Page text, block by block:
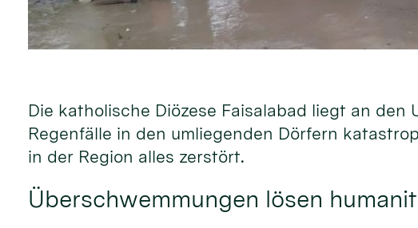
Die katho­lische Diö­zese Faisa­labad liegt an
Regen­fälle in den um­liegen­den Dörfern
in der Re­gion alles zer­stört.
Überschwemmungen lösen